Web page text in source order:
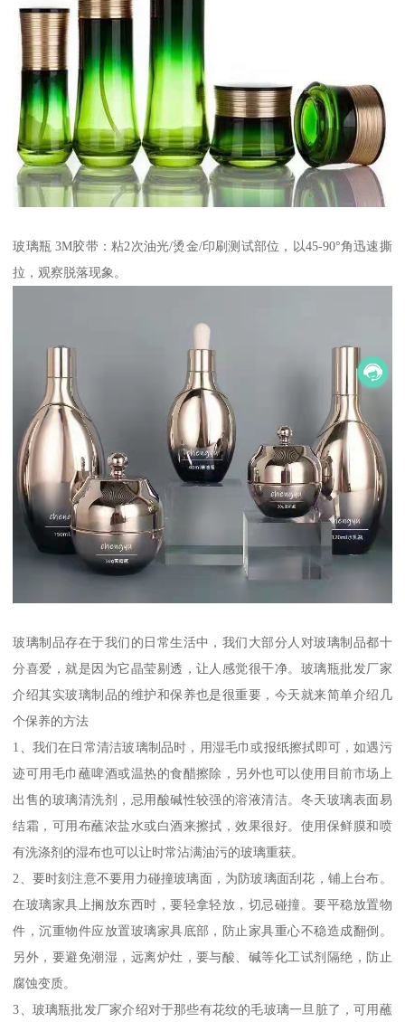
玻璃瓶 3M胶带：粘2次油光/烫金/印刷测试部位，以45-90°角迅速撕
拉，观察脱落现象。
玻璃制品存在于我们的日常生活中，我们大部分人对玻璃制品都十
分喜爱，就是因为它晶莹剔透，让人感觉很干净。玻璃瓶批发厂家
介绍其实玻璃制品的维护和保养也是很重要，今天就来简单介绍几
个保养的方法
1、我们在日常清洁玻璃制品时，用湿毛巾或报纸擦拭即可，如遇污
迹可用毛巾蘸啤酒或温热的食醋擦除，另外也可以使用目前市场上
出售的玻璃清洗剂，忌用酸碱性较强的溶液清洁。冬天玻璃表面易
结霜，可用布蘸浓盐水或白酒来擦拭，效果很好。使用保鲜膜和喷
有洗涤剂的湿布也可以让时常沾满油污的玻璃重获。
2、要时刻注意不要用力碰撞玻璃面，为防玻璃面刮花，铺上台布。
在玻璃家具上搁放东西时，要轻拿轻放，切忌碰撞。要平稳放置物
件，沉重物件应放置玻璃家具底部，防止家具重心不稳造成翻倒。
另外，要避免潮湿，远离炉灶，要与酸、碱等化工试剂隔绝，防止
腐蚀变质。
3、玻璃瓶批发厂家介绍对于那些有花纹的毛玻璃一旦脏了，可用蘸